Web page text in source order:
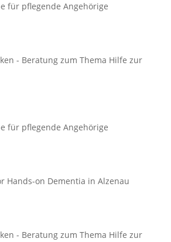
für pflegende Angehörige
- Beratung zum Thema Hilfe zur
für pflegende Angehörige
Hands-on Dementia in Alzenau
- Beratung zum Thema Hilfe zur